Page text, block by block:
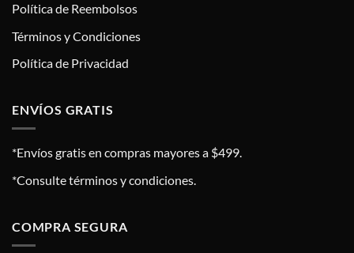
Política de Reembolsos
Términos y Condiciones
Política de Privacidad
ENVÍOS GRATIS
*Envíos gratis en compras mayores a $499.
*Consulte términos y condiciones.
COMPRA SEGURA